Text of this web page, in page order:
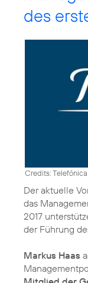
des
Credits:
Der aktuelle
das
2017
der Führung
Markus Haas